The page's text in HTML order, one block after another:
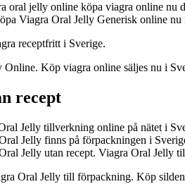
oral jelly online köpa viagra online
Viagra Oral Jelly Generisk online
receptfritt i Sverige.
Köp viagra online säljes nu i
recept
Jelly tillverkning online på nätet i
Jelly finns på förpackningen i
Jelly utan recept. Viagra Oral
Oral Jelly till förpackning. Köp